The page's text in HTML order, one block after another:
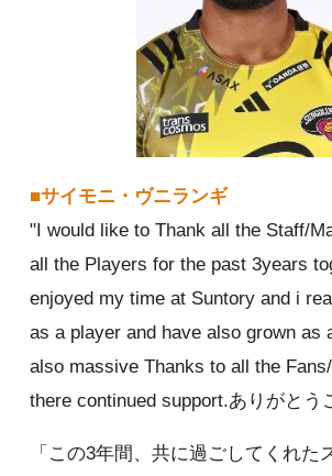
■サイモニ・ヴニランギ
"I would like to Thank all the Staff/
all the Players for the past 3years
enjoyed my time at Suntory and i
as a player and have also grown as
also massive Thanks to all the
there continued support.ありがとう
「この3年間、共に過ごしてくれた